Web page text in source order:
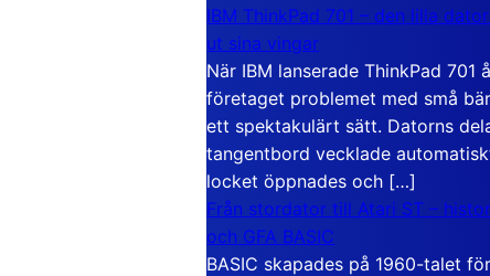
IBM ThinkPad 701 – den lilla
ut sina vingar
När IBM lanserade ThinkPad 701
företaget problemet med små
ett spektakulärt sätt. Datorns
tangentbord vecklade
locket öppnades och […]
Från stordator till Atari ST –
och GFA BASIC
BASIC skapades på 1960-talet